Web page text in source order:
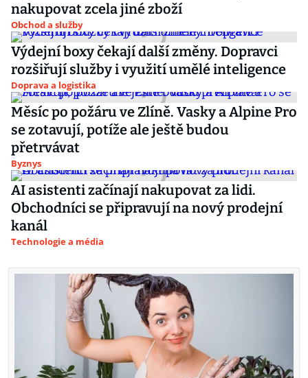
nakupovat zcela jiné zboží
Obchod a služby
Výdejní boxy čekají další změny. Dopravci
rozšiřují služby i využití umělé inteligence
Doprava a logistika
Měsíc po požáru ve Zlíně. Vasky a Alpine Pro
se zotavují, potíže ale ještě budou
přetrvávat
Byznys
AI asistenti začínají nakupovat za lidi.
Obchodníci se připravují na nový prodejní
kanál
Technologie a média